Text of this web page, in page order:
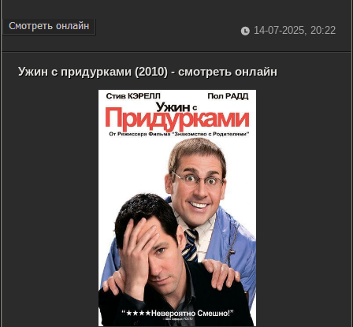
14-07-2025, 20:22
Ужин с придурками (2010) - смотреть онлайн